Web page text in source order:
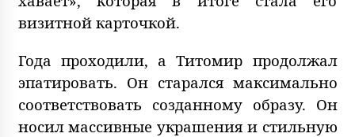
визитной карточкой.
Года проходили, а Титомир продолжал
эпатировать. Он старался максимально
соответствовать созданному образу. Он
носил массивные украшения и стильную